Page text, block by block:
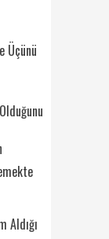
Üçünü
Aldığı